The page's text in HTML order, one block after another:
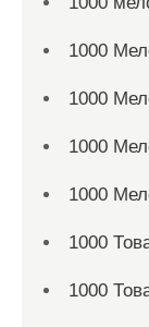
1000
1000
1000
1000
1000
1000